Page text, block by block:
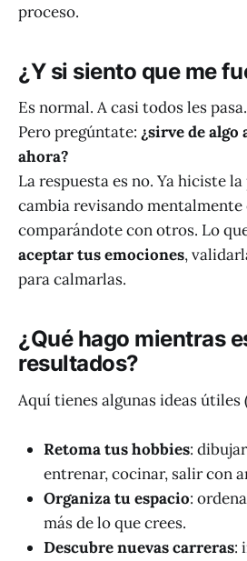
proceso.
¿Y si siento que me
Es normal. A casi todos les pasa.
Pero pregúntate: ¿sirve de
ahora?
La respuesta es no. Ya hiciste
cambia revisando mentalmente
comparándote con otros. Lo
aceptar tus emociones,
para calmarlas.
¿Qué hago mientras
resultados?
Aquí tienes algunas ideas útiles
Retoma tus hobbies:
entrenar, cocinar, salir con
Organiza tu espacio:
más de lo que crees.
Descubre nuevas carreras: